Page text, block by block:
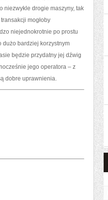
niezwykle drogie maszyny, tak
mogłoby
niejednokrotnie po prostu
dużo bardziej korzystnym
będzie przydatny jej dźwig
jego operatora – z
dobre uprawnienia.